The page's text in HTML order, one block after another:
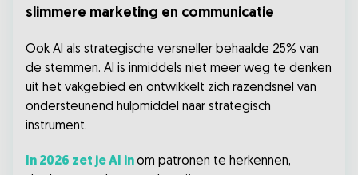
slimmere marketing en communicatie
Ook AI als strategische versneller behaalde 25% van
de stemmen. AI is inmiddels niet meer weg te denken
uit het vakgebied en ontwikkelt zich razendsnel van
ondersteunend hulpmiddel naar strategisch
instrument.
In 2026 zet je AI inom patronen te herkennen,